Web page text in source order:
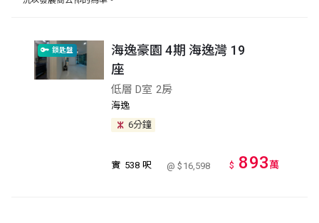
鎖匙盤
海逸豪園 4期 海逸灣 19
座
低層 D室 2房
海逸
6分鐘
實 538 呎 @ $16,598 $ 893萬